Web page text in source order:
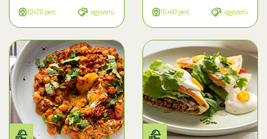
10+20 perc egyszerű 10+40 perc egyszerű